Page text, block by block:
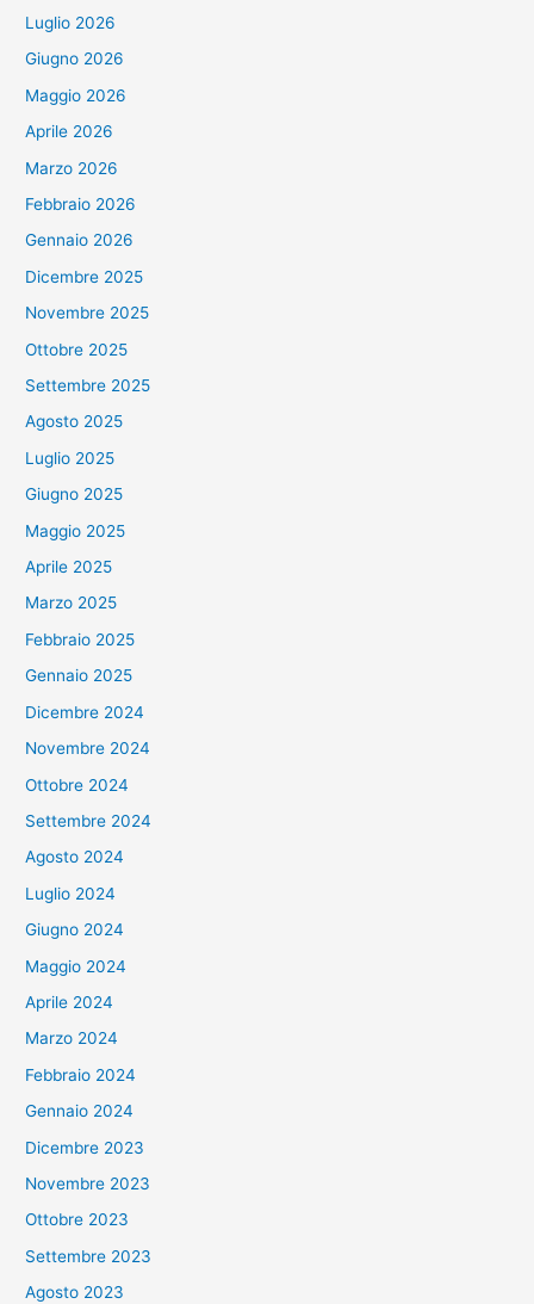
Luglio 2026
Giugno 2026
Maggio 2026
Aprile 2026
Marzo 2026
Febbraio 2026
Gennaio 2026
Dicembre 2025
Novembre 2025
Ottobre 2025
Settembre 2025
Agosto 2025
Luglio 2025
Giugno 2025
Maggio 2025
Aprile 2025
Marzo 2025
Febbraio 2025
Gennaio 2025
Dicembre 2024
Novembre 2024
Ottobre 2024
Settembre 2024
Agosto 2024
Luglio 2024
Giugno 2024
Maggio 2024
Aprile 2024
Marzo 2024
Febbraio 2024
Gennaio 2024
Dicembre 2023
Novembre 2023
Ottobre 2023
Settembre 2023
Agosto 2023